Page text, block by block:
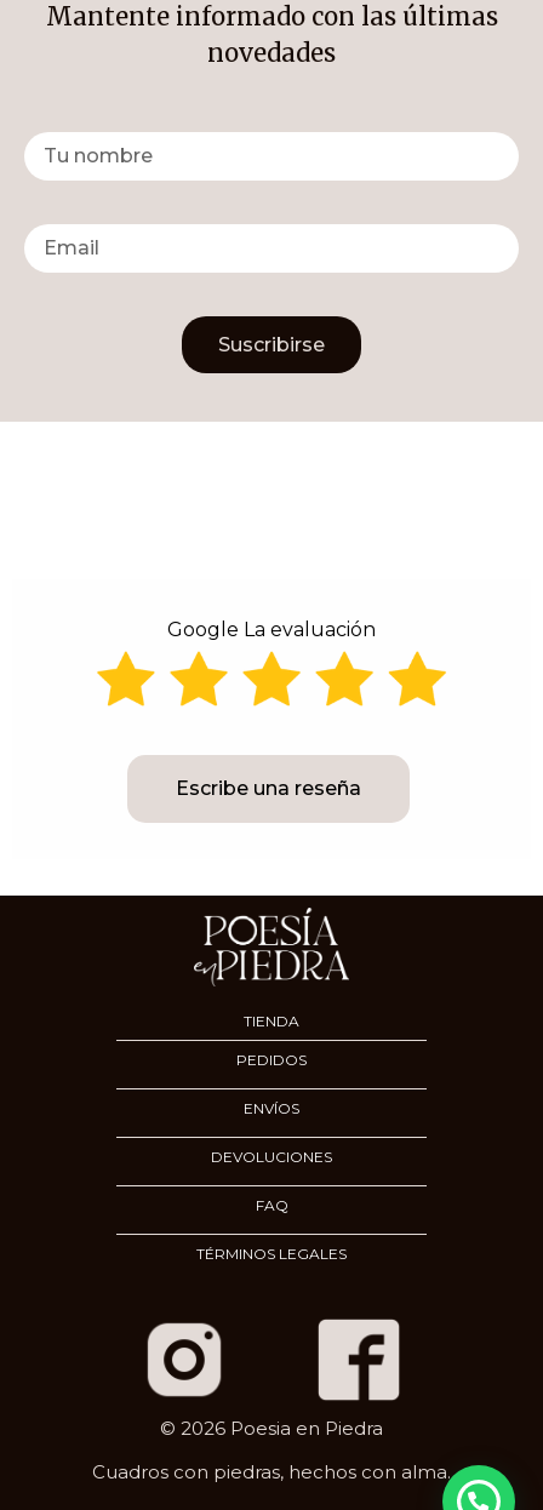
Mantente informado con las últimas
novedades
Suscribirse
Google La evaluación
Escribe una reseña
TIENDA
PEDIDOS
ENVÍOS
DEVOLUCIONES
FAQ
TÉRMINOS LEGALES
© 2026 Poesia en Piedra
Cuadros con piedras, hechos con alma.